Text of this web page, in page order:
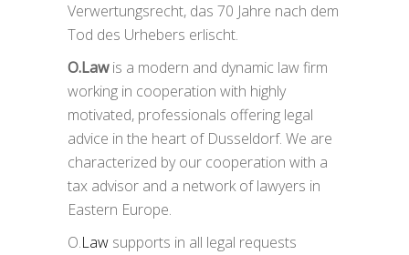
Verwertungsrecht, das 70 Jahre nach dem
Tod des Urhebers erlischt.
O.Lawis a modern and dynamic law firm
working in cooperation with highly
motivated, professionals offering legal
advice in the heart of Dusseldorf. We are
characterized by our cooperation with a
tax advisor and a network of lawyers in
Eastern Europe.
O.Law supports in all legal requests